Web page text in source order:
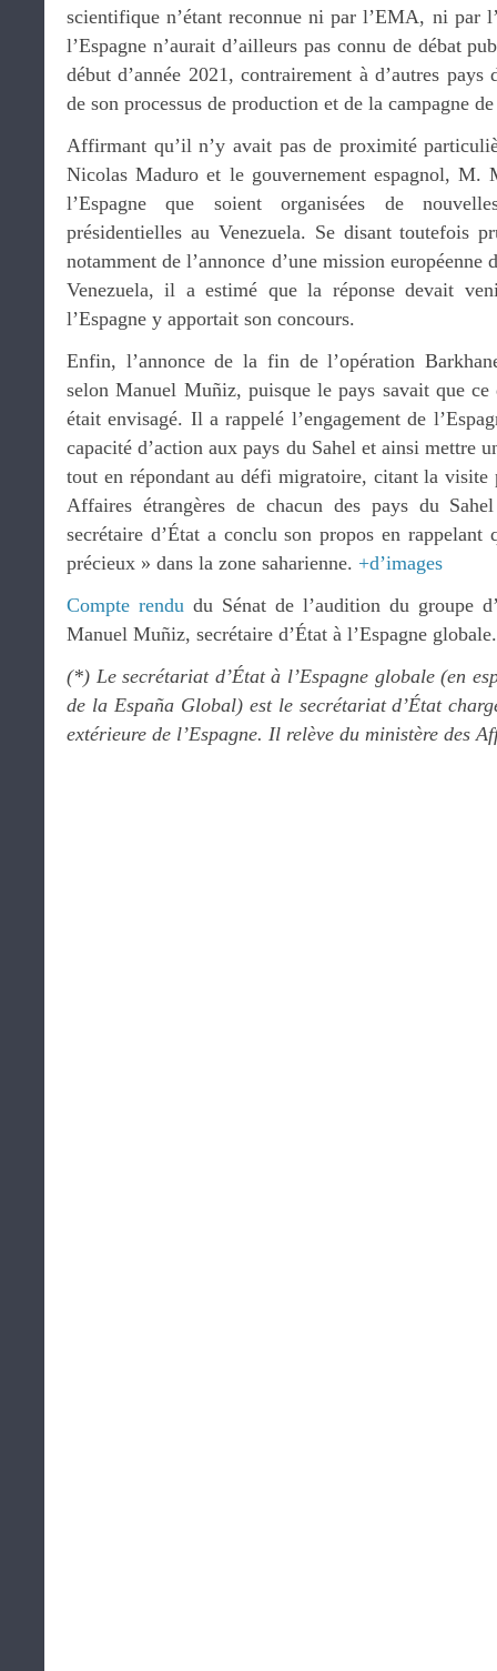
scientifique n’étant reconnue ni par l’EMA, ni par
l’Espagne n’aurait d’ailleurs pas connu de débat
début d’année 2021, contrairement à d’autres
de son processus de production et de la campagne
Affirmant qu’il n’y avait pas de proximité
Nicolas Maduro et le gouvernement espagnol, M.
l’Espagne que soient organisées de
présidentielles au Venezuela. Se disant toutefois
notamment de l’annonce d’une mission européenne
Venezuela, il a estimé que la réponse devait
l’Espagne y apportait son concours.
Enfin, l’annonce de la fin de l’opération
selon Manuel Muñiz, puisque le pays savait que ce
était envisagé. Il a rappelé l’engagement de
capacité d’action aux pays du Sahel et ainsi mettre
tout en répondant au défi migratoire, citant la visite
Affaires étrangères de chacun des pays du
secrétaire d’État a conclu son propos en
précieux » dans la zone saharienne. +d’images
Compte rendu du Sénat de l’audition du groupe
Manuel Muñiz, secrétaire d’État à l’Espagne globale.
(*) Le secrétariat d’État à l’Espagne globale (en
de la España Global) est le secrétariat d’État
extérieure de l’Espagne. Il relève du ministère des